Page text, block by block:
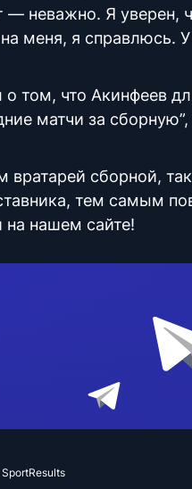
— неважно. Я уверен,
меня, я справлюсь.
том, что Акинфеев
матчи за
вратарей сборной,
тем самым
на нашем сайте!